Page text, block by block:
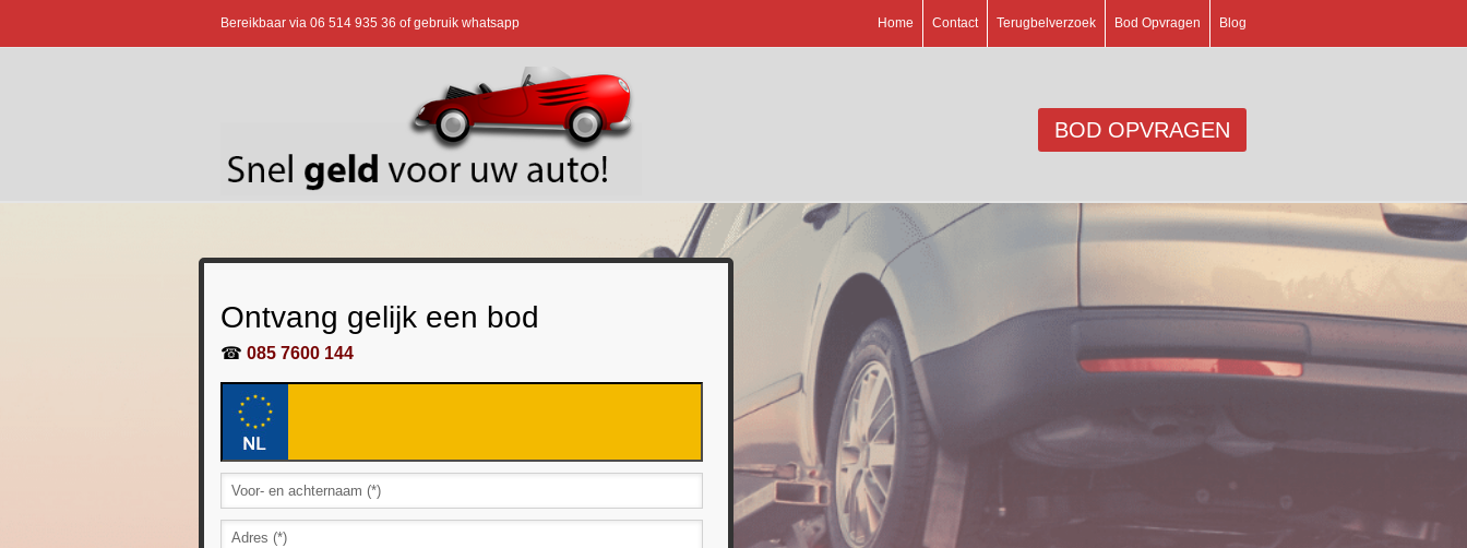
Bereikbaar via 06 514 935 36 of gebruik whatsapp Home Contact Terugbelverzoek Bod Opvragen Blog
BOD OPVRAGEN
Ontvang gelijk een bod
☎ 085 7600 144